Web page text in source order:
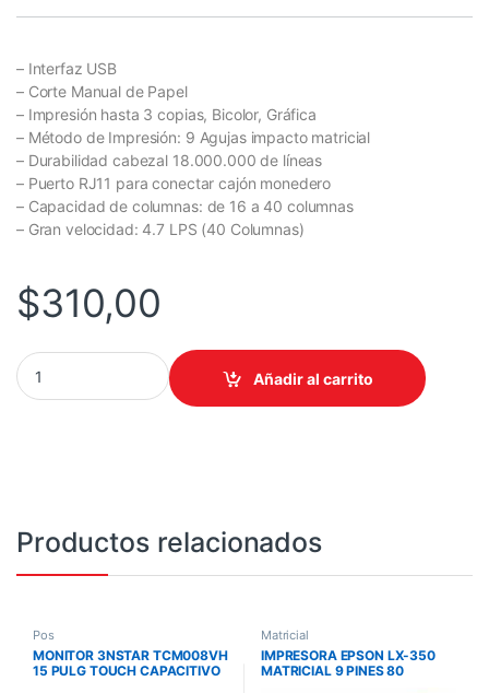
– Interfaz USB
– Corte Manual de Papel
– Impresión hasta 3 copias, Bicolor, Gráfica
– Método de Impresión: 9 Agujas impacto matricial
– Durabilidad cabezal 18.000.000 de líneas
– Puerto RJ11 para conectar cajón monedero
– Capacidad de columnas: de 16 a 40 columnas
– Gran velocidad: 4.7 LPS (40 Columnas)
$310,00
Impresora Matricial EPSON TM-U220D-806 / Punto de Venta,
Añadir al carrito
Productos relacionados
Pos
MONITOR 3NSTAR TCM008VH
15 PULG TOUCH CAPACITIVO
Matricial
IMPRESORA EPSON LX-350
MATRICIAL 9 PINES 80